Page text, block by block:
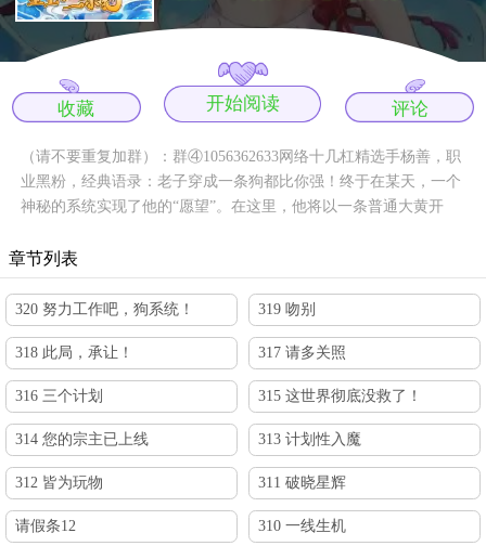
收藏 开始阅读 评论
（请不要重复加群）：群④1056362633网络十几杠精选手杨善，职
业黑粉，经典语录：老子穿成一条狗都比你强！终于在某天，一个
神秘的系统实现了他的“愿望”。在这里，他将以一条普通大黄开
章节列表
320 努力工作吧，狗系统！ 319 吻别
318 此局，承让！ 317 请多关照
316 三个计划 315 这世界彻底没救了！
314 您的宗主已上线 313 计划性入魔
312 皆为玩物 311 破晓星辉
请假条12 310 一线生机